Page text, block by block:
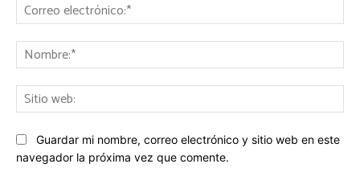
Guardar mi nombre, correo electrónico y sitio web en este
navegador la próxima vez que comente.